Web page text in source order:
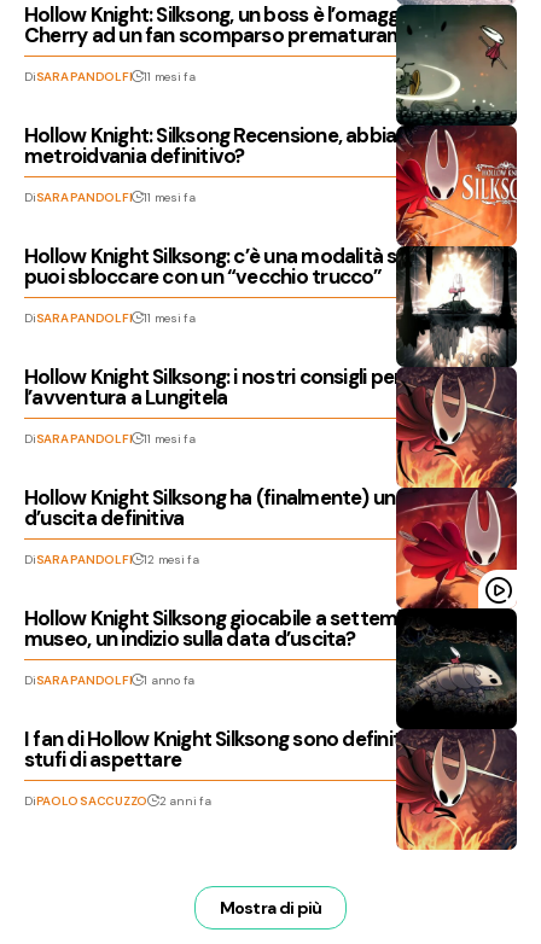
Hollow Knight: Silksong, un boss è l’omaggio di Team
Cherry ad un fan scomparso prematuramente
DiSARA PANDOLFI 11 mesi fa
Hollow Knight: Silksong Recensione, abbiamo il
metroidvania definitivo?
DiSARA PANDOLFI 11 mesi fa
Hollow Knight Silksong: c’è una modalità segreta che
puoi sbloccare con un “vecchio trucco”
DiSARA PANDOLFI 11 mesi fa
Hollow Knight Silksong: i nostri consigli per iniziare
l’avventura a Lungitela
DiSARA PANDOLFI 11 mesi fa
Hollow Knight Silksong ha (finalmente) una data
d’uscita definitiva
DiSARA PANDOLFI 12 mesi fa
Hollow Knight Silksong giocabile a settembre in un
museo, un indizio sulla data d’uscita?
DiSARA PANDOLFI 1 anno fa
I fan di Hollow Knight Silksong sono definitivamente
stufi di aspettare
DiPAOLO SACCUZZO 2 anni fa
Mostra di più